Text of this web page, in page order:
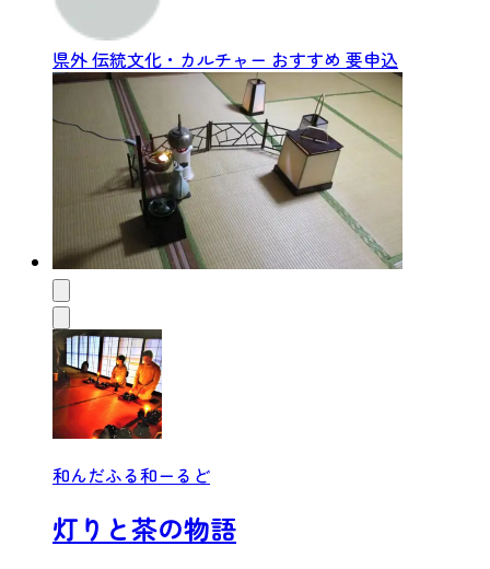
県外伝統文化・カルチャー おすすめ 要申込
和んだふる和ーるど
灯りと茶の物語